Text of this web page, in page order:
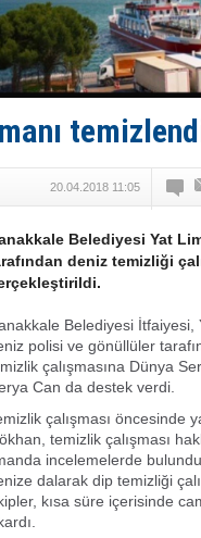
Van’da inşa edilen
ASEAN ilk P&I Sigorta
TAYK - Eker Olympos
İstanbul ve Çanakkale:
TEKNOFEST ‘Mavi
Tersane işçilerinin
İngiliz aktivistler,
20.04.2018 11:05
Belediyesi Yat
deniz temizliği
Belediyesi İtfaiyesi,
polisi ve gönüllüler
çalışmasına Dünya
Can da destek verdi.
çalışması öncesinde
temizlik çalışması
incelemelerde
dalarak dip temizliği
kısa süre içerisinde